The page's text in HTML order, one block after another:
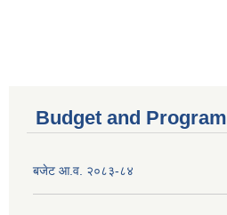
Budget and Program
बजेट आ.व. २०८३-८४